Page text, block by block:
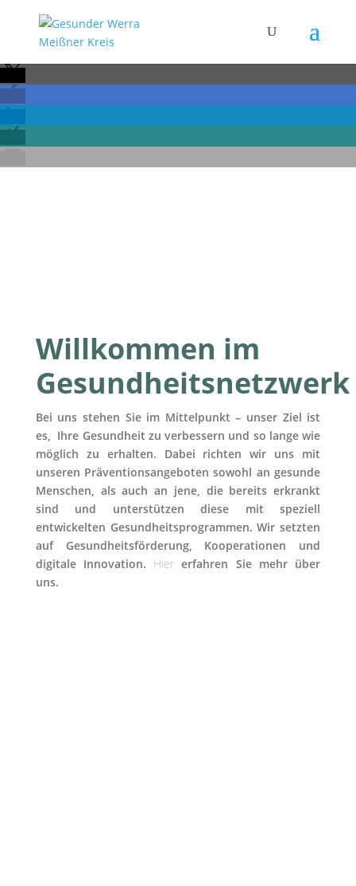
Willkommen im
Gesundheitsnetzwerk
Bei uns stehen Sie im Mittelpunkt – unser Ziel ist
es, Ihre Gesundheit zu verbessern und so lange wie
möglich zu erhalten. Dabei richten wir uns mit
unseren Präventionsangeboten sowohl an gesunde
Menschen, als auch an jene, die bereits erkrankt
sind und unterstützen diese mit speziell
entwickelten Gesundheitsprogrammen. Wir setzten
auf Gesundheitsförderung, Kooperationen und
digitale Innovation. Hier erfahren Sie mehr über
uns.